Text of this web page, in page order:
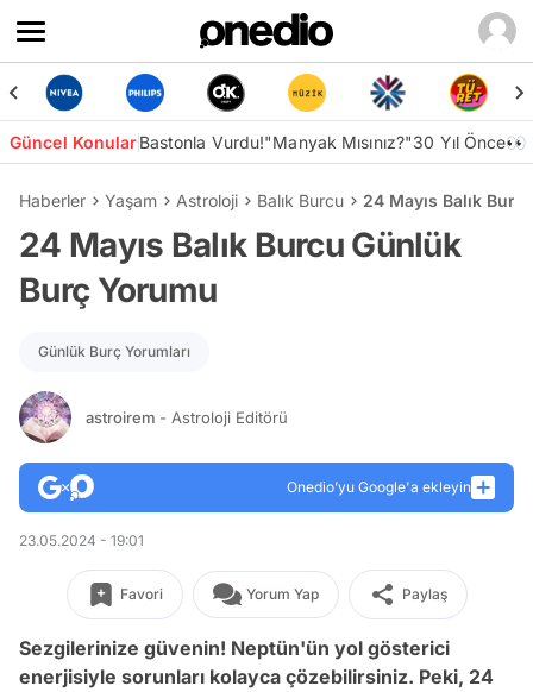
Güncel KonularBastonla Vurdu!"Manyak Mısınız?"30 Yıl Önce👀
Haberler Yaşam Astroloji Balık Burcu 24 Mayıs Balık
24 Mayıs Balık Burcu Günlük
Burç Yorumu
Günlük Burç Yorumları
astroirem - Astroloji Editörü
Onedio’yu Google'a ekleyin
23.05.2024 - 19:01
Favori Yorum Yap Paylaş
Sezgilerinize güvenin! Neptün'ün yol gösterici
enerjisiyle sorunları kolayca çözebilirsiniz. Peki, 24